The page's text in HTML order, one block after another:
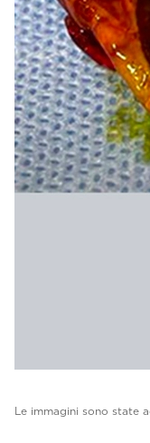
Le immagini sono state